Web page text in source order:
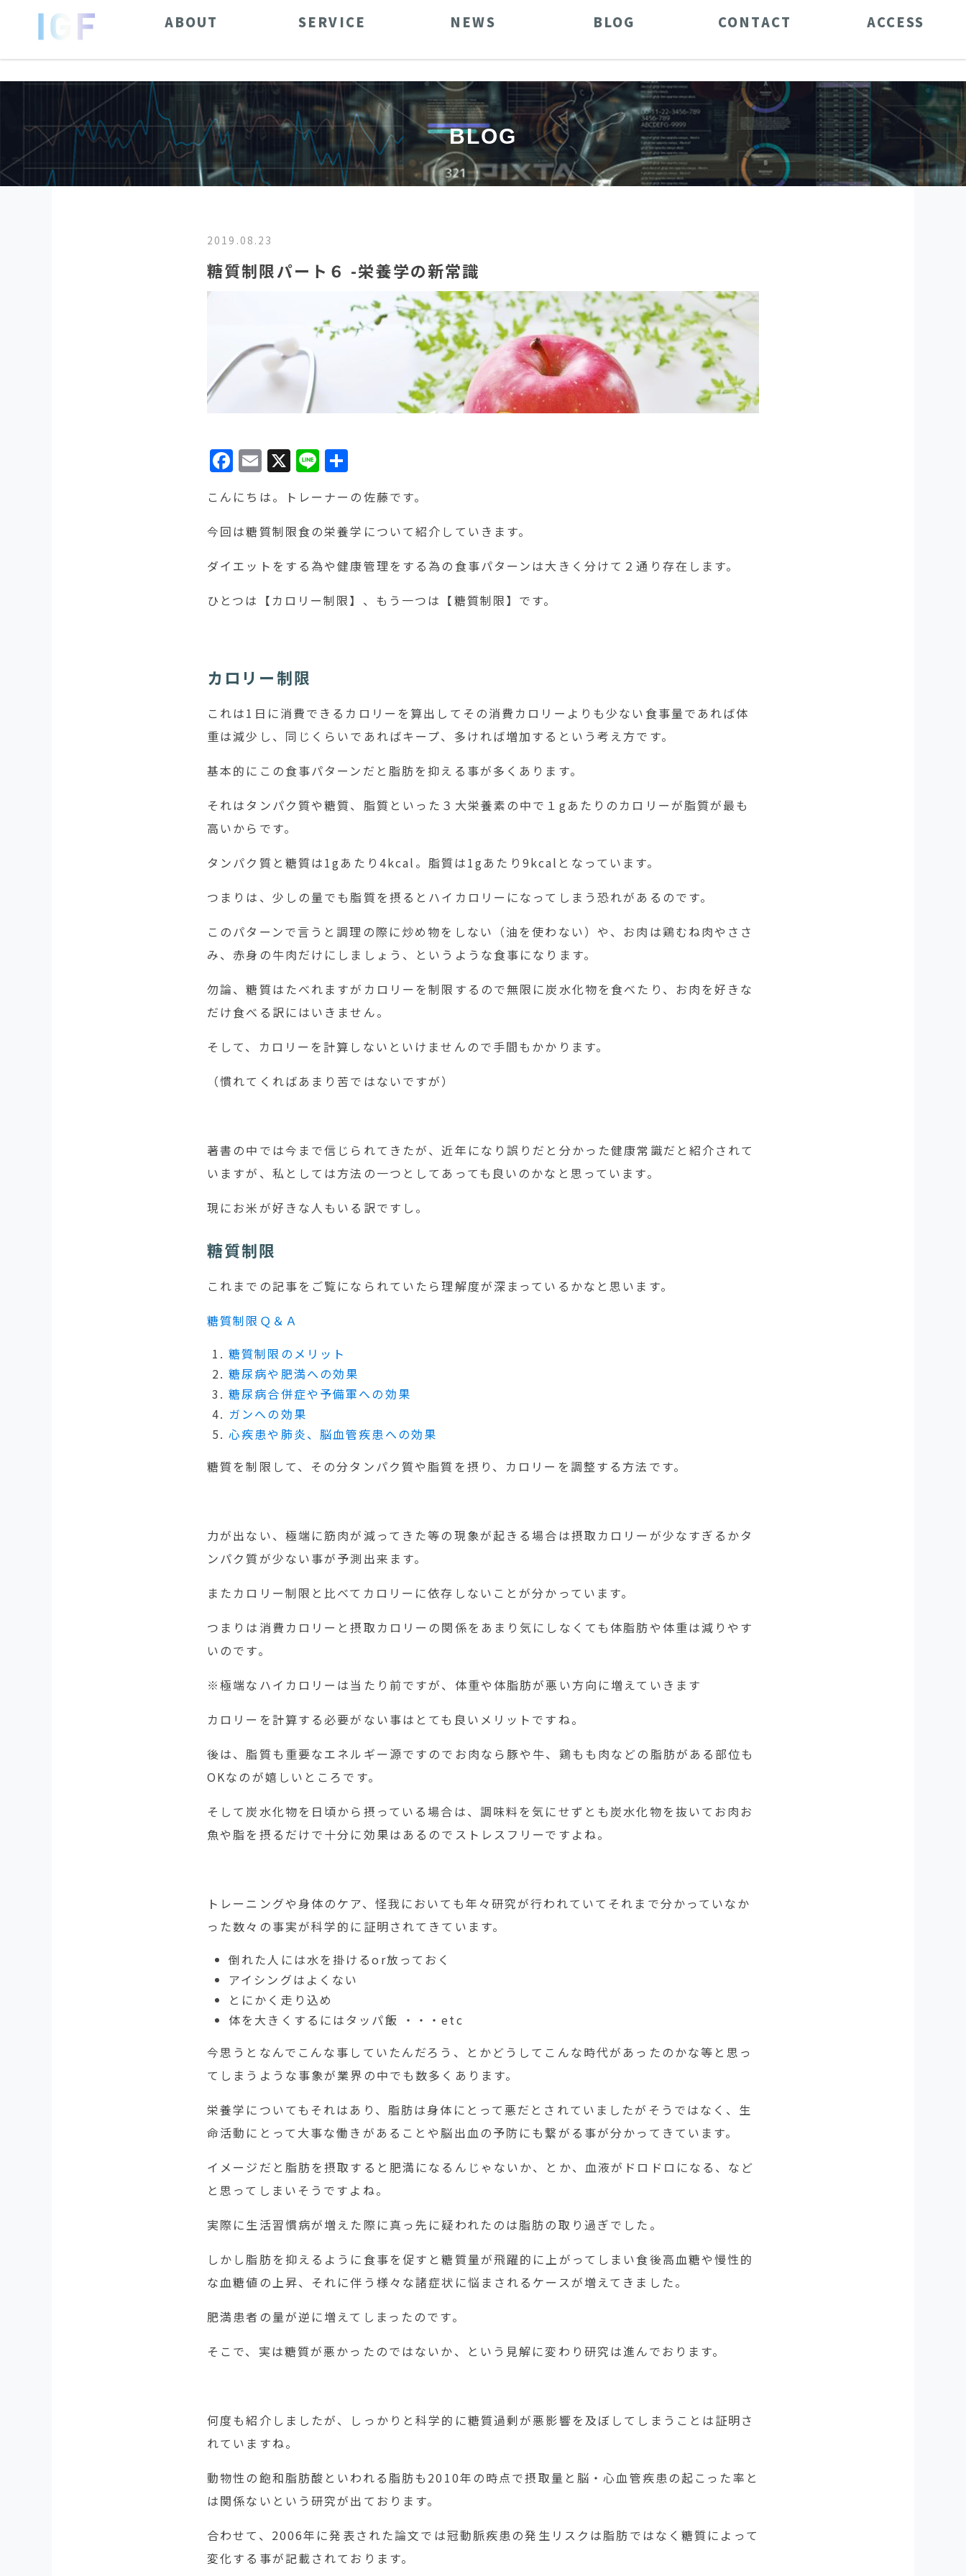
ABOUT SERVICE NEWS BLOG CONTACT ACCESS
BLOG
2019.08.23
糖質制限パート６ -栄養学の新常識
Facebook
Email
X Line
有
こんにちは。トレーナーの佐藤です。
今回は糖質制限食の栄養学について紹介していきます。
ダイエットをする為や健康管理をする為の食事パターンは大きく分けて２通り存在します。
ひとつは【カロリー制限】、もう一つは【糖質制限】です。
カロリー制限
これは1日に消費できるカロリーを算出してその消費カロリーよりも少ない食事量であれば体
重は減少し、同じくらいであればキープ、多ければ増加するという考え方です。
基本的にこの食事パターンだと脂肪を抑える事が多くあります。
それはタンパク質や糖質、脂質といった３大栄養素の中で１gあたりのカロリーが脂質が最も
高いからです。
タンパク質と糖質は1gあたり4kcal。脂質は1gあたり9kcalとなっています。
つまりは、少しの量でも脂質を摂るとハイカロリーになってしまう恐れがあるのです。
このパターンで言うと調理の際に炒め物をしない（油を使わない）や、お肉は鶏むね肉やささ
み、赤身の牛肉だけにしましょう、というような食事になります。
勿論、糖質はたべれますがカロリーを制限するので無限に炭水化物を食べたり、お肉を好きな
だけ食べる訳にはいきません。
そして、カロリーを計算しないといけませんので手間もかかります。
（慣れてくればあまり苦ではないですが）
著書の中では今まで信じられてきたが、近年になり誤りだと分かった健康常識だと紹介されて
いますが、私としては方法の一つとしてあっても良いのかなと思っています。
現にお米が好きな人もいる訳ですし。
糖質制限
これまでの記事をご覧になられていたら理解度が深まっているかなと思います。
糖質制限Ｑ＆Ａ
糖質制限のメリット
糖尿病や肥満への効果
糖尿病合併症や予備軍への効果
ガンへの効果
心疾患や肺炎、脳血管疾患への効果
糖質を制限して、その分タンパク質や脂質を摂り、カロリーを調整する方法です。
力が出ない、極端に筋肉が減ってきた等の現象が起きる場合は摂取カロリーが少なすぎるかタ
ンパク質が少ない事が予測出来ます。
またカロリー制限と比べてカロリーに依存しないことが分かっています。
つまりは消費カロリーと摂取カロリーの関係をあまり気にしなくても体脂肪や体重は減りやす
いのです。
※極端なハイカロリーは当たり前ですが、体重や体脂肪が悪い方向に増えていきます
カロリーを計算する必要がない事はとても良いメリットですね。
後は、脂質も重要なエネルギー源ですのでお肉なら豚や牛、鶏もも肉などの脂肪がある部位も
OKなのが嬉しいところです。
そして炭水化物を日頃から摂っている場合は、調味料を気にせずとも炭水化物を抜いてお肉お
魚や脂を摂るだけで十分に効果はあるのでストレスフリーですよね。
トレーニングや身体のケア、怪我においても年々研究が行われていてそれまで分かっていなか
った数々の事実が科学的に証明されてきています。
倒れた人には水を掛けるor放っておく
アイシングはよくない
とにかく走り込め
体を大きくするにはタッパ飯 ・・・etc
今思うとなんでこんな事していたんだろう、とかどうしてこんな時代があったのかな等と思っ
てしまうような事象が業界の中でも数多くあります。
栄養学についてもそれはあり、脂肪は身体にとって悪だとされていましたがそうではなく、生
命活動にとって大事な働きがあることや脳出血の予防にも繋がる事が分かってきています。
イメージだと脂肪を摂取すると肥満になるんじゃないか、とか、血液がドロドロになる、など
と思ってしまいそうですよね。
実際に生活習慣病が増えた際に真っ先に疑われたのは脂肪の取り過ぎでした。
しかし脂肪を抑えるように食事を促すと糖質量が飛躍的に上がってしまい食後高血糖や慢性的
な血糖値の上昇、それに伴う様々な諸症状に悩まされるケースが増えてきました。
肥満患者の量が逆に増えてしまったのです。
そこで、実は糖質が悪かったのではないか、という見解に変わり研究は進んでおります。
何度も紹介しましたが、しっかりと科学的に糖質過剰が悪影響を及ぼしてしまうことは証明さ
れていますね。
動物性の飽和脂肪酸といわれる脂肪も2010年の時点で摂取量と脳・心血管疾患の起こった率と
は関係ないという研究が出ております。
合わせて、2006年に発表された論文では冠動脈疾患の発生リスクは脂肪ではなく糖質によって
変化する事が記載されております。